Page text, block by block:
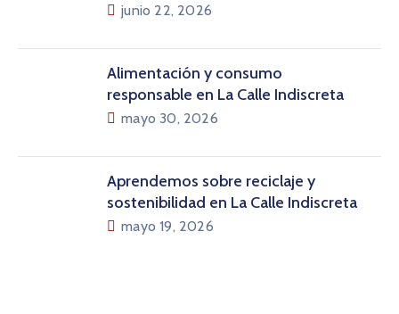
junio 22, 2026
Alimentación y consumo
responsable en La Calle Indiscreta
mayo 30, 2026
Aprendemos sobre reciclaje y
sostenibilidad en La Calle Indiscreta
mayo 19, 2026